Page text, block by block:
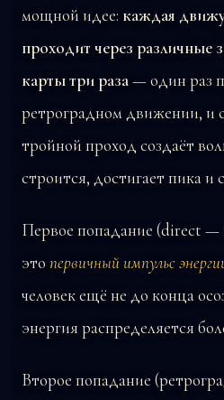
мощной идее: каждая
проходит через различные
карты три раза— один раз
ретроградном движении, и
тройной проход создаёт
строится, достигает пика и
Первое попадание (direct
это первичный импульс
человек ещё не до конца
энергия распределяется
Второе попадание